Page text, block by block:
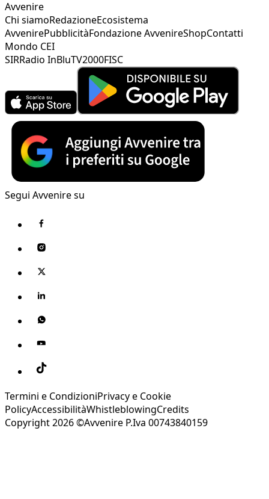
Avvenire
Chi siamoRedazioneEcosistema
AvvenirePubblicitàFondazione AvvenireShopContatti
Mondo CEI
SIRRadio InBluTV2000FISC
Segui Avvenire su
Termini e CondizioniPrivacy e Cookie
PolicyAccessibilitàWhistleblowingCredits
Copyright 2026 ©Avvenire P.Iva 00743840159